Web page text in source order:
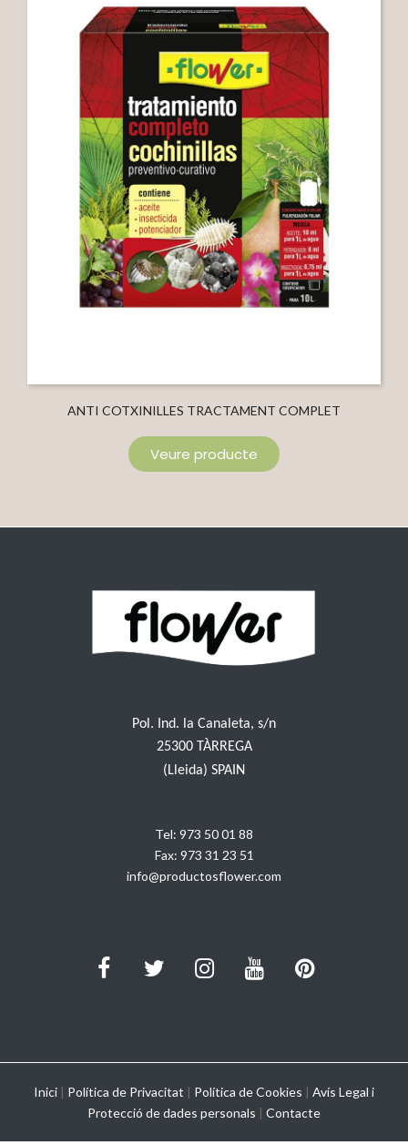
ANTI COTXINILLES TRACTAMENT COMPLET
Veure producte
Pol. Ind. la Canaleta, s/n
25300 TÀRREGA
(Lleida) SPAIN
Tel: 973 50 01 88
Fax: 973 31 23 51
info@productosflower.com
Inici | Política de Privacitat | Política de Cookies | Avís Legal i
Protecció de dades personals | Contacte